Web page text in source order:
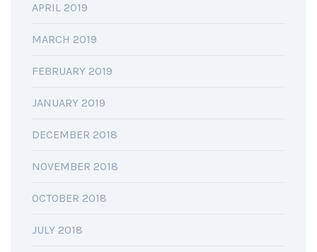
APRIL 2019
MARCH 2019
FEBRUARY 2019
JANUARY 2019
DECEMBER 2018
NOVEMBER 2018
OCTOBER 2018
JULY 2018